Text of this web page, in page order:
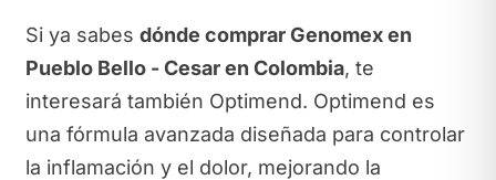
Si ya sabes dónde comprar Genomex en
Pueblo Bello - Cesar en Colombia, te
interesará también Optimend. Optimend es
una fórmula avanzada diseñada para controlar
la inflamación y el dolor, mejorando la